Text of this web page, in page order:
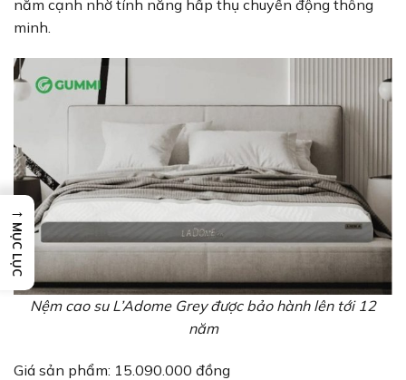
nằm cạnh nhờ tính năng hấp thụ chuyển động thông
minh.
Nệm cao su L’Adome Grey được bảo hành lên tới 12
năm
Giá sản phẩm: 15.090.000 đồng
→
MỤC LỤC